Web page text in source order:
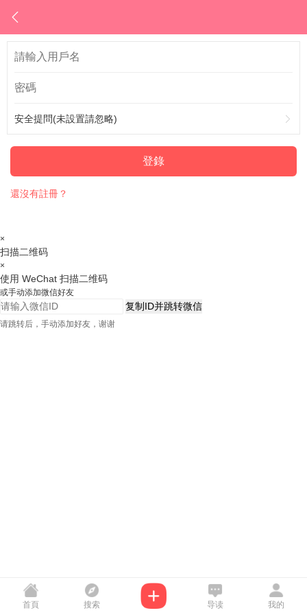
安全提問(未設置請忽略)
登錄
還沒有註冊？
×
扫描二维码
×
使用 WeChat 扫描二维码
或手动添加微信好友
复制ID并跳转微信
请跳转后，手动添加好友，谢谢
首頁 搜索 导读 我的